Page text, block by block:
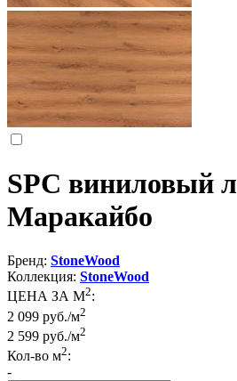
SPC виниловый
Маракайбо
Бренд: StoneWood
Коллекция: StoneWood
ЦЕНА ЗА М2:
2 099 руб./м2
2 599 руб./м2
Кол-во м2:
-